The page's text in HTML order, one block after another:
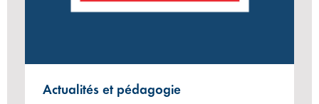
Actualités et pédagogie